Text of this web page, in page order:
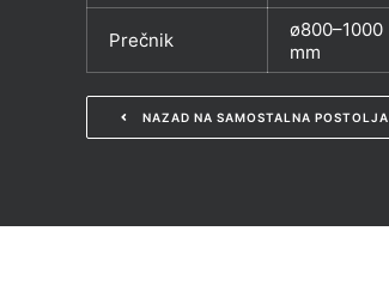
Prečnik
ø800–1000
mm
NAZAD NA SAMOSTALNA POSTOLJA